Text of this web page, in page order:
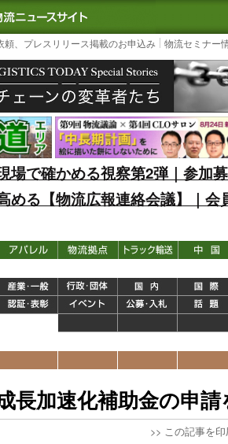
｜国内最大の物流ニュースサイト
3PL, SCM
頼、プレスリリース掲載のお申込み 物流セミナー
場で確かめる視察第2弾｜参加
める【物流広報連絡会議】｜会
加速化補助金の申請
>> この記事を印